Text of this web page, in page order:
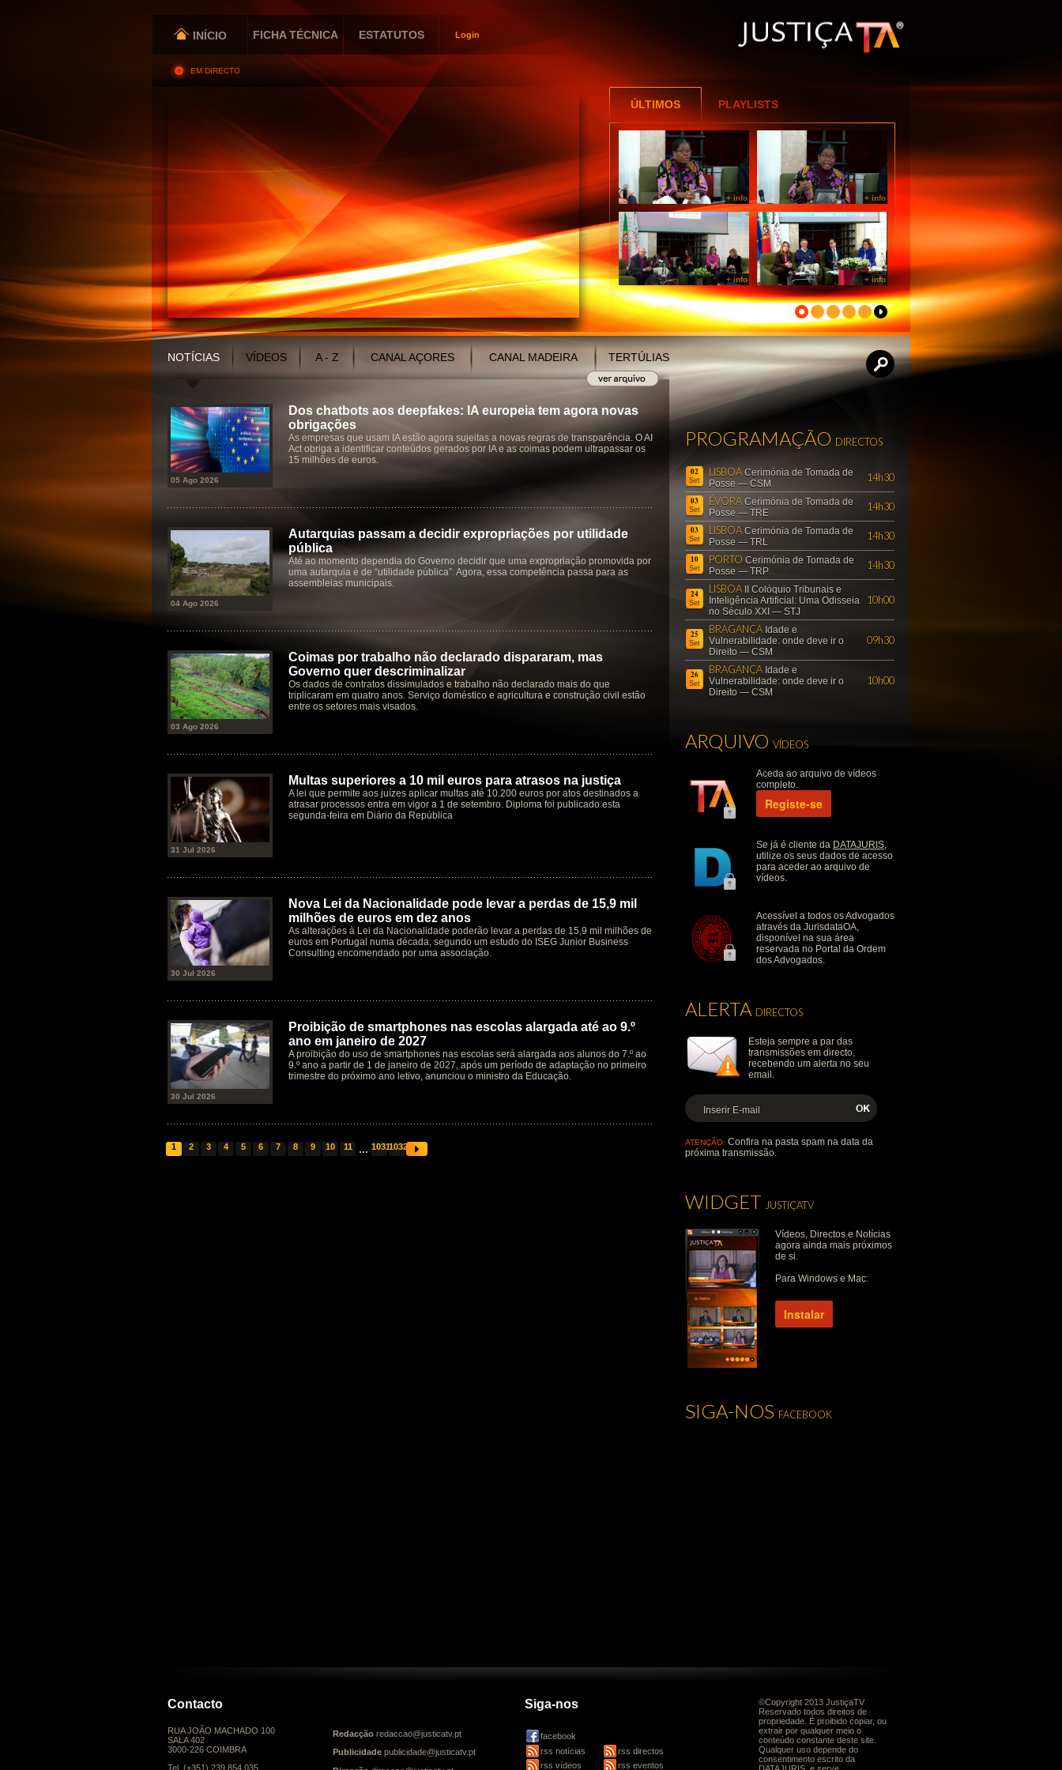
INÍCIO FICHA TÉCNICA ESTATUTOS Login [Entrar por IP]
EM DIRECTO
ÚLTIMOS PLAYLISTS
+ info + info
+ info + info + info
NOTÍCIAS VÍDEOS A - Z CANAL AÇORES CANAL MADEIRA TERTÚLIAS
05 Ago 2026
Dos chatbots aos deepfakes: IA europeia tem agora novas
obrigações
As empresas que usam IA estão agora sujeitas a novas regras de transparência. O AI
Act obriga a identificar conteúdos gerados por IA e as coimas podem ultrapassar os
15 milhões de euros.
04 Ago 2026
Autarquias passam a decidir expropriações por utilidade
pública
Até ao momento dependia do Governo decidir que uma expropriação promovida por
uma autarquia é de “utilidade pública”. Agora, essa competência passa para as
assembleias municipais.
03 Ago 2026
Coimas por trabalho não declarado dispararam, mas
Governo quer descriminalizar
Os dados de contratos dissimulados e trabalho não declarado mais do que
triplicaram em quatro anos. Serviço doméstico e agricultura e construção civil estão
entre os setores mais visados.
31 Jul 2026
Multas superiores a 10 mil euros para atrasos na justiça
A lei que permite aos juízes aplicar multas até 10.200 euros por atos destinados a
atrasar processos entra em vigor a 1 de setembro. Diploma foi publicado esta
segunda-feira em Diário da República
30 Jul 2026
Nova Lei da Nacionalidade pode levar a perdas de 15,9 mil
milhões de euros em dez anos
As alterações à Lei da Nacionalidade poderão levar a perdas de 15,9 mil milhões de
euros em Portugal numa década, segundo um estudo do ISEG Junior Business
Consulting encomendado por uma associação.
30 Jul 2026
Proibição de smartphones nas escolas alargada até ao 9.º
ano em janeiro de 2027
A proibição do uso de smartphones nas escolas será alargada aos alunos do 7.º ao
9.º ano a partir de 1 de janeiro de 2027, após um período de adaptação no primeiro
trimestre do próximo ano letivo, anunciou o ministro da Educação.
1 2 3 4 5 6 7 8 9 10 11 ... 10311032
PROGRAMAÇÃO DIRECTOS
02
Set
LISBOA Cerimónia de Tomada de
Posse — CSM
14h30
03
Set
ÉVORA Cerimónia de Tomada de
Posse — TRE
14h30
03
Set
LISBOA Cerimónia de Tomada de
Posse — TRL
14h30
10
Set
PORTO Cerimónia de Tomada de
Posse — TRP
14h30
24
Set
LISBOA II Colóquio Tribunais e
Inteligência Artificial: Uma Odisseia
no Século XXI — STJ
10h00
25
Set
BRAGANÇA Idade e
Vulnerabilidade: onde deve ir o
Direito — CSM
09h30
26
Set
BRAGANÇA Idade e
Vulnerabilidade: onde deve ir o
Direito — CSM
10h00
ARQUIVO VÍDEOS
Aceda ao arquivo de vídeos
completo.
Registe-se
Se já é cliente da DATAJURIS,
utilize os seus dados de acesso
para aceder ao arquivo de
vídeos.
Acessível a todos os Advogados
através da JurisdataOA,
disponível na sua área
reservada no Portal da Ordem
dos Advogados.
ALERTA DIRECTOS
Esteja sempre a par das
transmissões em directo,
recebendo um alerta no seu
email.
ATENÇÃO: Confira na pasta spam na data da
próxima transmissão.
WIDGET JUSTIÇATV
Vídeos, Directos e Notícias
agora ainda mais próximos
de si.
Para Windows e Mac:
Instalar
SIGA-NOS FACEBOOK
Contacto
RUA JOÃO MACHADO 100
SALA 402
3000-226 COIMBRA
Tel. (+351) 239 854 035
Redacção redaccao@justicatv.pt
Publicidade publicidade@justicatv.pt
Siga-nos
facebook
rss notícias
rss directos
rss vídeos
rss eventos
©Copyright 2013 JustiçaTV
Reservado todos direitos de
propriedade. É proibido copiar, ou
extrair por qualquer meio o
conteúdo constante deste site.
Qualquer uso depende do
consentimento escrito da